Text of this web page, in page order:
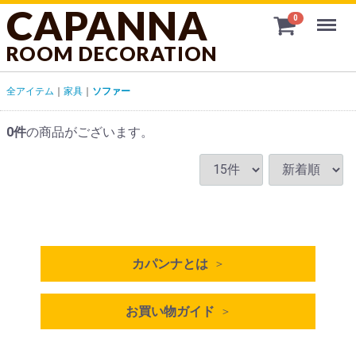
CAPANNA
ROOM DECORATION
0 Menu
全アイテム 家具 ソファー
0件の商品がございます。
カパンナとは
お買い物ガイド